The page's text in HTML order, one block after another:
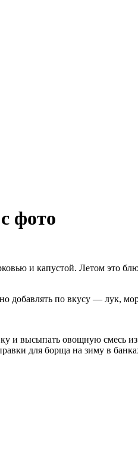
фото
и капустой. Летом это
добавлять по вкусу — лук,
и высыпать овощную смесь
для борща на зиму в